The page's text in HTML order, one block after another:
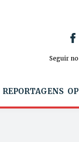
Seguir no
REPORTAGENS